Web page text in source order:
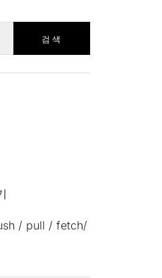
/ pull / fetch/